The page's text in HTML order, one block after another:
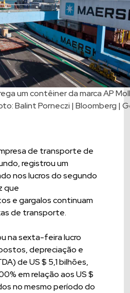
um contêiner da marca AP
Balint Porneczi | Bloomberg |
de transporte de
registrou um
nos lucros do segundo
que
e gargalos continuam
de transporte.
na sexta-feira lucro
depreciação e
de US $ 5,1 bilhões,
em relação aos US $
no mesmo período do